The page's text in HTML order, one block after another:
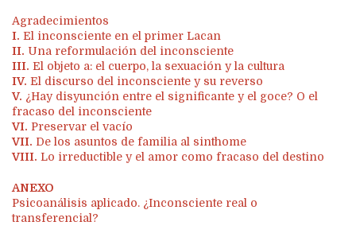
Agradecimientos
I. El inconsciente en el primer Lacan
II. Una reformulación del inconsciente
III. El objeto a: el cuerpo, la sexuación y la cultura
IV. El discurso del inconsciente y su reverso
V. ¿Hay disyunción entre el significante y el goce? O el
fracaso del inconsciente
VI. Preservar el vacío
VII. De los asuntos de familia al sinthome
VIII. Lo irreductible y el amor como fracaso del destino
ANEXO
Psicoanálisis aplicado. ¿Inconsciente real o
transferencial?